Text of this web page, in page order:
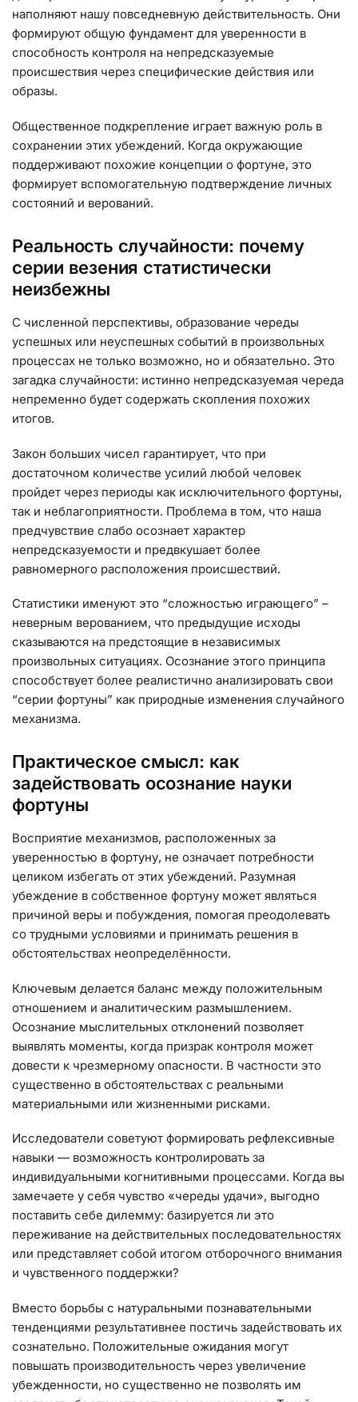
наполняют нашу повседневную действительность. Они
формируют общую фундамент для уверенности в
способность контроля на непредсказуемые
происшествия через специфические действия или
образы.
Общественное подкрепление играет важную роль в
сохранении этих убеждений. Когда окружающие
поддерживают похожие концепции о фортуне, это
формирует вспомогательную подтверждение личных
состояний и верований.
Реальность случайности: почему
серии везения статистически
неизбежны
С численной перспективы, образование череды
успешных или неуспешных событий в произвольных
процессах не только возможно, но и обязательно. Это
загадка случайности: истинно непредсказуемая череда
непременно будет содержать скопления похожих
итогов.
Закон больших чисел гарантирует, что при
достаточном количестве усилий любой человек
пройдет через периоды как исключительного фортуны,
так и неблагоприятности. Проблема в том, что наша
предчувствие слабо осознает характер
непредсказуемости и предвкушает более
равномерного расположения происшествий.
Статистики именуют это “сложностью играющего” –
неверным верованием, что предыдущие исходы
сказываются на предстоящие в независимых
произвольных ситуациях. Осознание этого принципа
способствует более реалистично анализировать свои
“серии фортуны” как природные изменения случайного
механизма.
Практическое смысл: как
задействовать осознание науки
фортуны
Восприятие механизмов, расположенных за
уверенностью в фортуну, не означает потребности
целиком избегать от этих убеждений. Разумная
убеждение в собственное фортуну может являться
причиной веры и побуждения, помогая преодолевать
со трудными условиями и принимать решения в
обстоятельствах неопределённости.
Ключевым делается баланс между положительным
отношением и аналитическим размышлением.
Осознание мыслительных отклонений позволяет
выявлять моменты, когда призрак контроля может
довести к чрезмерному опасности. В частности это
существенно в обстоятельствах с реальными
материальными или жизненными рисками.
Исследователи советуют формировать рефлексивные
навыки — возможность контролировать за
индивидуальными когнитивными процессами. Когда вы
замечаете у себя чувство «череды удачи», выгодно
поставить себе дилемму: базируется ли это
переживание на действительных последовательностях
или представляет собой итогом отборочного внимания
и чувственного поддержки?
Вместо борьбы с натуральными познавательными
тенденциями результативнее постичь задействовать их
сознательно. Положительные ожидания могут
повышать производительность через увеличение
убежденности, но существенно не позволять им